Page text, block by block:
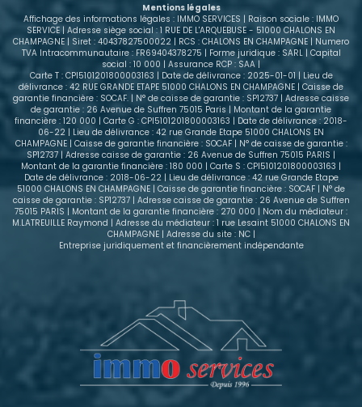
Mentions légales
Affichage des informations légales : IMMO SERVICES | Raison sociale : IMMO
SERVICE | Adresse siège social : 1 RUE DE L'ARQUEBUSE - 51000 CHALONS EN
CHAMPAGNE | Siret : 40437827500022 | RCS : CHALONS EN CHAMPAGNE | Numero
TVA Intracommunautaire : FR69404378275 | Forme juridique : SARL | Capital
social : 10 000 | Assurance RCP : SAA |
Carte T : CPI5101201800003163 | Date de délivrance : 2025-01-01 | Lieu de
délivrance : 42 RUE GRANDE ETAPE 51000 CHALONS EN CHAMPAGNE | Caisse de
garantie financière : SOCAF. | N° de caisse de garantie : SP12737 | Adresse caisse
de garantie : 26 Avenue de Suffren 75015 Paris | Montant de la garantie
financière : 120 000 | Carte G : CPI5101201800003163 | Date de délivrance : 2018-
06-22 | Lieu de délivrance : 42 rue Grande Etape 51000 CHALONS EN
CHAMPAGNE | Caisse de garantie financière : SOCAF | N° de caisse de garantie :
SP12737 | Adresse caisse de garantie : 26 Avenue de Suffren 75015 PARIS |
Montant de la garantie financière : 180 000 | Carte S : CPI5101201800003163 |
Date de délivrance : 2018-06-22 | Lieu de délivrance : 42 rue Grande Etape
51000 CHALONS EN CHAMPAGNE | Caisse de garantie financière : SOCAF | N° de
caisse de garantie : SP12737 | Adresse caisse de garantie : 26 Avenue de Suffren
75015 PARIS | Montant de la garantie financière : 270 000 | Nom du médiateur :
M.LATREUILLE Raymond | Adresse du médiateur : 1 rue Lesaint 51000 CHALONS EN
CHAMPAGNE | Adresse du site : NC |
Entreprise juridiquement et financièrement indépendante